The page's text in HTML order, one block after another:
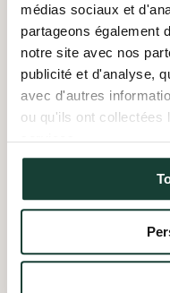
médias sociaux et
partageons également
notre site avec nos
publicité et d'analyse,
avec d'autres
ou qu'ils ont collectées
services.
Nature Québec
intervient dans le débat
des projets afin que
Valorise la biodiversité
Protège les milieux
Favorise le contact
Utilise de façon
En apprendre plus sur